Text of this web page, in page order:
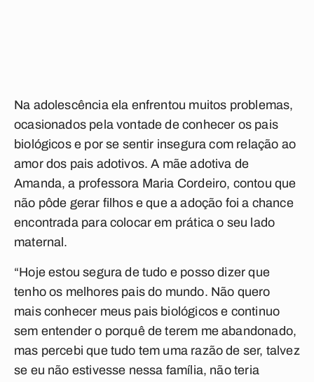
Na adolescência ela enfrentou muitos problemas,
ocasionados pela vontade de conhecer os pais
biológicos e por se sentir insegura com relação ao
amor dos pais adotivos. A mãe adotiva de
Amanda, a professora Maria Cordeiro, contou que
não pôde gerar filhos e que a adoção foi a chance
encontrada para colocar em prática o seu lado
maternal.
“Hoje estou segura de tudo e posso dizer que
tenho os melhores pais do mundo. Não quero
mais conhecer meus pais biológicos e continuo
sem entender o porquê de terem me abandonado,
mas percebi que tudo tem uma razão de ser, talvez
se eu não estivesse nessa família, não teria